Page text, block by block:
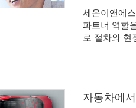
세온이앤에
파트너 역할
로 절차와 현
자동차에